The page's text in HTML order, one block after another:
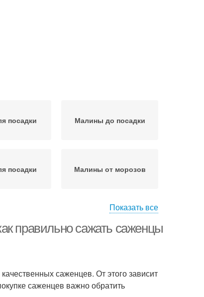
посадки Малины до посадки
посадки Малины от морозов
роста
Показать все
правильно сажать саженцы
саженцев. От этого зависит
саженцев важно обратить